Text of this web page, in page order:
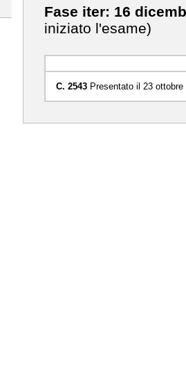
Fase iter: 16
iniziato l'esame)
C. 2543 Presentato il 23 ottobre